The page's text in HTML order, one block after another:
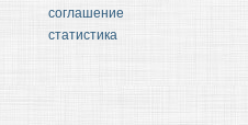
соглашение
статистика